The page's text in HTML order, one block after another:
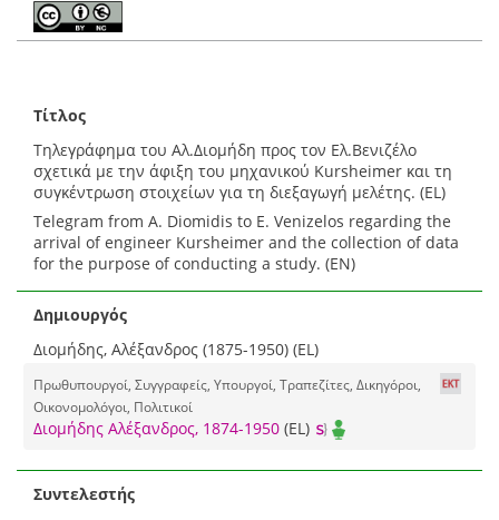
Τίτλος
Τηλεγράφημα του Αλ.Διομήδη προς τον Ελ.Βενιζέλο
σχετικά με την άφιξη του μηχανικού Kursheimer και τη
συγκέντρωση στοιχείων για τη διεξαγωγή μελέτης. (EL)
Telegram from A. Diomidis to E. Venizelos regarding the
arrival of engineer Kursheimer and the collection of data
for the purpose of conducting a study. (EN)
Δημιουργός
Διομήδης, Αλέξανδρος (1875-1950) (EL)
Πρωθυπουργοί, Συγγραφείς, Υπουργοί, Τραπεζίτες, Δικηγόροι,
Οικονομολόγοι, Πολιτικοί
Διομήδης Αλέξανδρος, 1874-1950 (EL)
Συντελεστής